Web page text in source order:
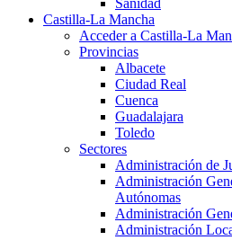
Sanidad
Castilla-La Mancha
Acceder a Castilla-La
Provincias
Albacete
Ciudad Real
Cuenca
Guadalajara
Toledo
Sectores
Administración de
Administración
Autónomas
Administración
Administración